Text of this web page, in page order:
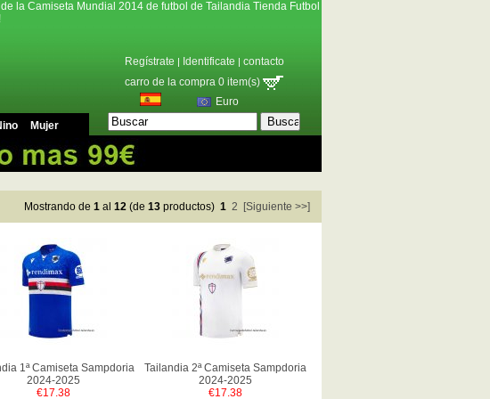
la Camiseta Mundial 2014 de futbol de Tailandia Tienda Futbol
Mujer
Regístrate | Identificate | contacto
carro de la compra 0 item(s)
Euro
Mostrando de 1 al 12 (de 13 productos) 1 2 [Siguiente >>]
1ª Camiseta Sampdoria
2024-2025
€17.38
Tailandia 2ª Camiseta Sampdoria
2024-2025
€17.38